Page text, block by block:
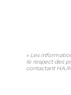
« Les
le respect des
contactant